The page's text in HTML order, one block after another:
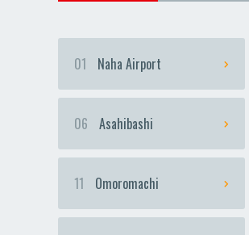
01 Naha Airport
06 Asahibashi
11 Omoromachi